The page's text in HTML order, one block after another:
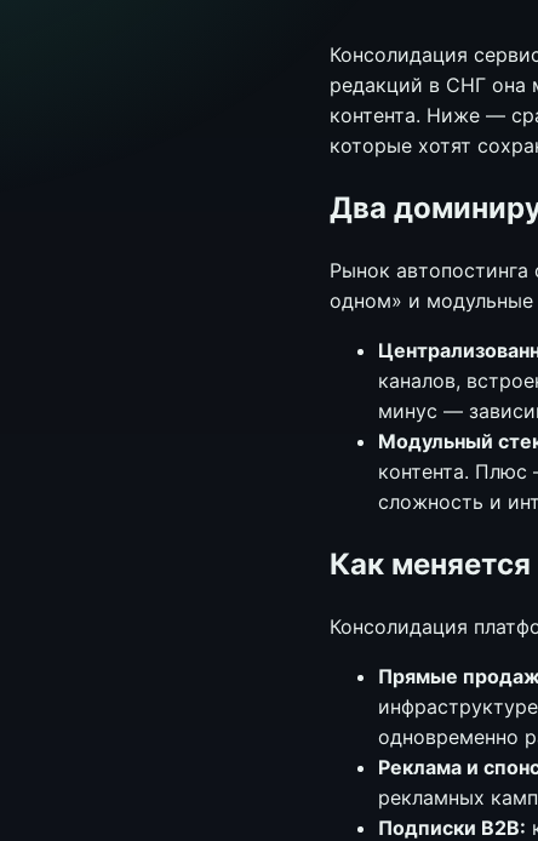
Консолидация
редакций в СНГ она
контента. Ниже —
которые хотят
Два
Рынок
одном» и модульные
каналов,
минус —
Модульный
контента.
сложность и
Как
Консолидация
Прямые
одновременно
Реклама и
рекламных
Подписки B2B: